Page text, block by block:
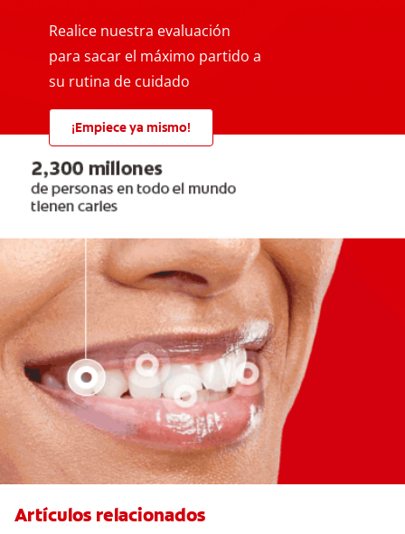
Realice nuestra evaluación
para sacar el máximo partido a
su rutina de cuidado
¡Empiece ya mismo!
Artículos relacionados